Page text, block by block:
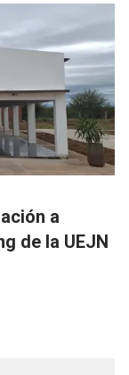
a
de la UEJN